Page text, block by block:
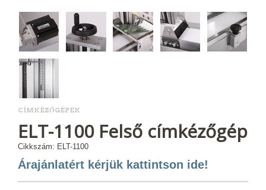
CÍMKÉZŐGÉPEK
ELT-1100 Felső címkézőgép
Cikkszám: ELT-1100
Árajánlatért kérjük kattintson ide!